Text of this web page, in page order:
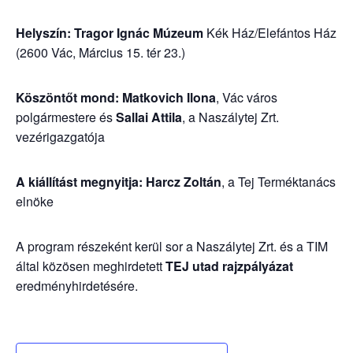
Helyszín: Tragor Ignác Múzeum Kék Ház/Elefántos Ház
(2600 Vác, Március 15. tér 23.)
Köszöntőt mond: Matkovich Ilona, Vác város
polgármestere ésSallai Attila, a Naszálytej Zrt.
vezérigazgatója
A kiállítást megnyitja: Harcz Zoltán, a Tej Terméktanács
elnöke
A program részeként kerül sor a Naszálytej Zrt. és a TIM
által közösen meghirdetettTEJ utad rajzpályázat
eredményhirdetésére.